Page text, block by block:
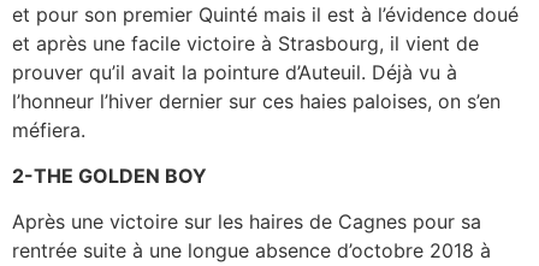
et pour son premier Quinté mais il est à l’évidence doué
et après une facile victoire à Strasbourg, il vient de
prouver qu’il avait la pointure d’Auteuil. Déjà vu à
l’honneur l’hiver dernier sur ces haies paloises, on s’en
méfiera.
2-THE GOLDEN BOY
Après une victoire sur les haires de Cagnes pour sa
rentrée suite à une longue absence d’octobre 2018 à